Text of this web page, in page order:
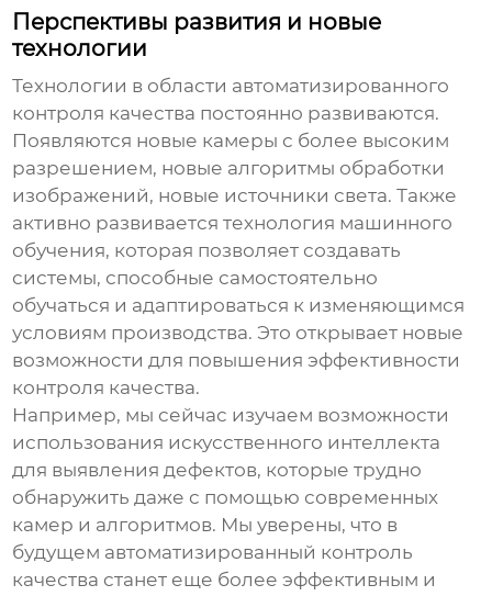
Перспективы развития и новые
технологии
Технологии в области автоматизированного
контроля качества постоянно развиваются.
Появляются новые камеры с более высоким
разрешением, новые алгоритмы обработки
изображений, новые источники света. Также
активно развивается технология машинного
обучения, которая позволяет создавать
системы, способные самостоятельно
обучаться и адаптироваться к изменяющимся
условиям производства. Это открывает новые
возможности для повышения эффективности
контроля качества.
Например, мы сейчас изучаем возможности
использования искусственного интеллекта
для выявления дефектов, которые трудно
обнаружить даже с помощью современных
камер и алгоритмов. Мы уверены, что в
будущем автоматизированный контроль
качества станет еще более эффективным и